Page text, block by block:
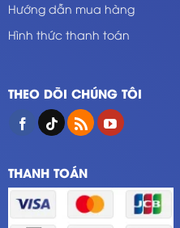
Hướng dẫn mua hàng
Hình thức thanh toán
THEO DÕI CHÚNG TÔI
THANH TOÁN